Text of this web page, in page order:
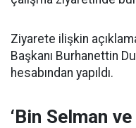
Ziyarete ilişkin
Başkanı Burhanettin
hesabından yapıldı.
‘Bin Selman